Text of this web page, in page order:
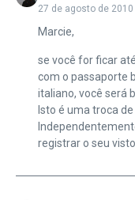
27 de agosto de
Marcie,
se você for ficar
com o passaporte
italiano, você será
Isto é uma troca
registrar o seu visto